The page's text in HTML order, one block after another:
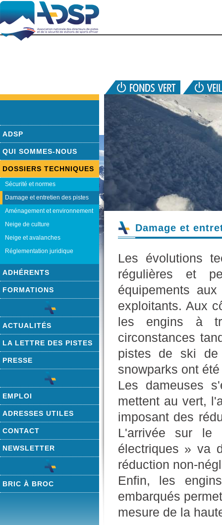
ADSP
QUI SOMMES-NOUS
DOSSIERS TECHNIQUES
Sécurité et normes
Damage et entretien des pistes
Aménagement et environnement
Neige de culture
Neige et avalanches
Réglementation juridique
ADHÉRENTS
FORMATIONS
ACTUALITÉS
LA LETTRE DES PISTES
PRESSE
EMPLOI
ADRESSES UTILES
CONTACT
NEWSLETTER
BRIC À BROC
Damage et
Les évolutions
régulières et
équipements
exploitants. Aux
les engins à
circonstances
pistes de ski
snowparks ont
Les dameuses
mettent au vert,
imposant des
L'arrivée sur le
électriques » va
réduction non-
Enfin, les
embarqués
mesure de la